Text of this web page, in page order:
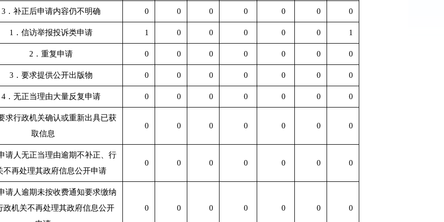
3．补正后申请内容仍不明确 0 0 0 0 0 0 0
1．信访举报投诉类申请 1 0 0 0 0 0 1
2．重复申请 0 0 0 0 0 0 0
3．要求提供公开出版物 0 0 0 0 0 0 0
4．无正当理由大量反复申请 0 0 0 0 0 0 0
求行政机关确认或重新出具已获
取信息
0 0 0 0 0 0 0
请人无正当理由逾期不补正、行
不再处理其政府信息公开申请
0 0 0 0 0 0 0
请人逾期未按收费通知要求缴纳
政机关不再处理其政府信息公开
0 0 0 0 0 0 0